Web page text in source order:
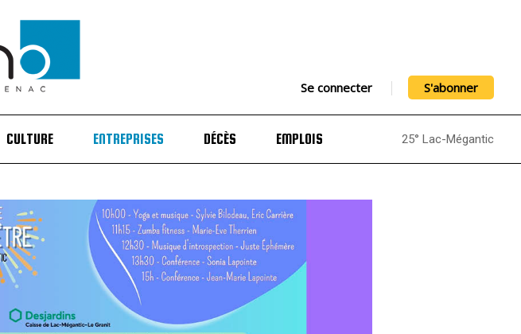
Se connecter S'abonner
CULTURE ENTREPRISES DÉCÈS EMPLOIS 25° Lac-Mégantic